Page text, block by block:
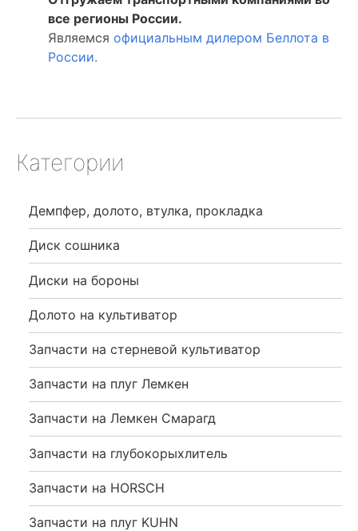
все регионы России.
Являемся официальным дилером Беллота в
России.
Категории
Демпфер, долото, втулка, прокладка
Диск сошника
Диски на бороны
Долото на культиватор
Запчасти на стерневой культиватор
Запчасти на плуг Лемкен
Запчасти на Лемкен Смарагд
Запчасти на глубокорыхлитель
Запчасти на HORSCH
Запчасти на плуг KUHN